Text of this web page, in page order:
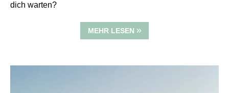
dich warten?
MEHR LESEN